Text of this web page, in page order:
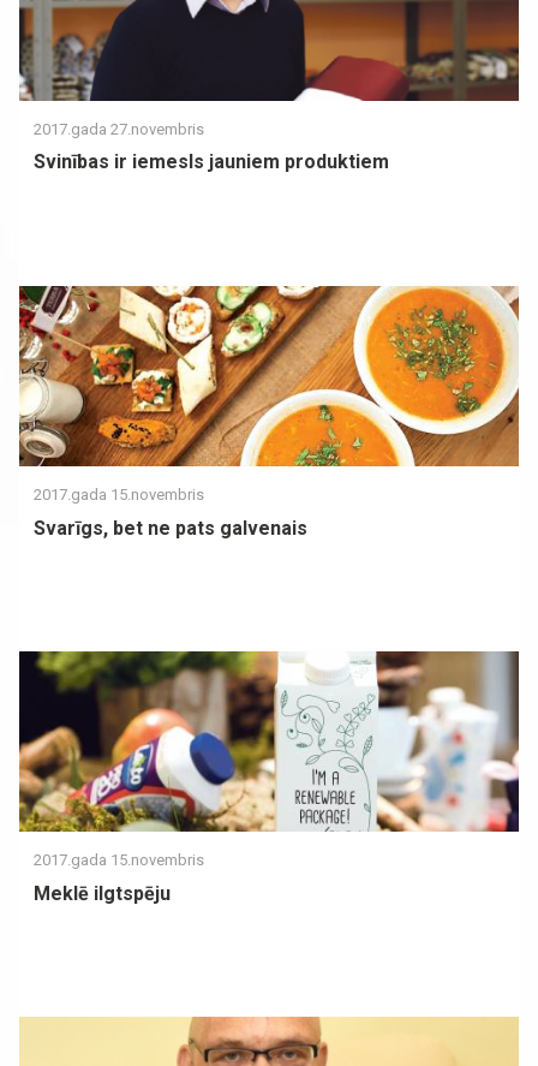
2017.gada 27.novembris
Svinības ir iemesls jauniem produktiem
2017.gada 15.novembris
Svarīgs, bet ne pats galvenais
2017.gada 15.novembris
Meklē ilgtspēju